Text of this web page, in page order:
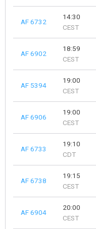
AF 6732
14:30
CEST
AF 6902
18:59
CEST
AF 5394
19:00
CEST
AF 6906
19:00
CEST
AF 6733
19:10
CDT
AF 6738
19:15
CEST
AF 6904
20:00
CEST